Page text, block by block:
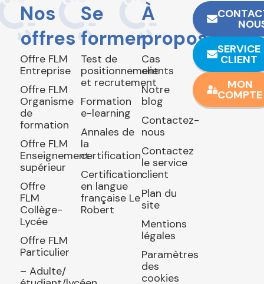
Nos
offres
Offre FLM
Entreprise
Offre FLM
Organisme
de
formation
Offre FLM
Enseignement
supérieur
Offre
FLM
Collège-
Lycée
Offre FLM
Particulier
– Adulte/
Se
former
Test de
positionnement
et recrutement
Formation
e-learning
Annales de
la
certification
Certification
en langue
française Le
Robert
À
propos
Cas
clients
Notre
blog
Contactez-
nous
Contactez
le service
client
Plan du
site
Mentions
légales
Paramètres
des
cookies
SERVICE
CLIENT
MON
COMPTE